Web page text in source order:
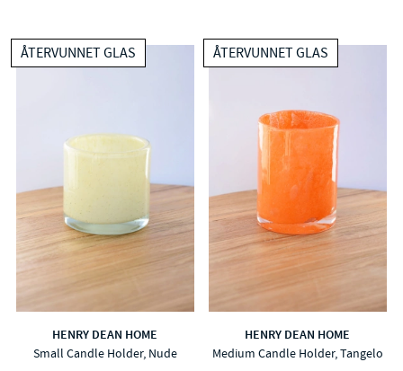
ÅTERVUNNET GLAS
HENRY DEAN HOME
Small Candle Holder, Nude
ÅTERVUNNET GLAS
HENRY DEAN HOME
Medium Candle Holder, Tangelo